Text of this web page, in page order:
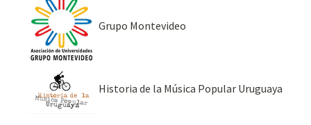
Grupo Montevideo
Historia de la Música Popular Uruguaya